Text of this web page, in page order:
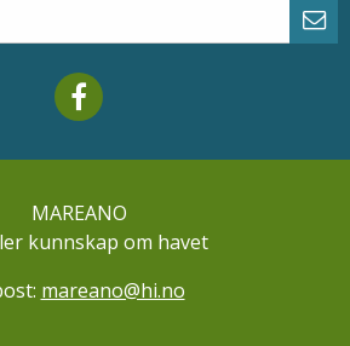
Mareano facebook
MAREANO
kunnskap om havet
mareano@hi.no